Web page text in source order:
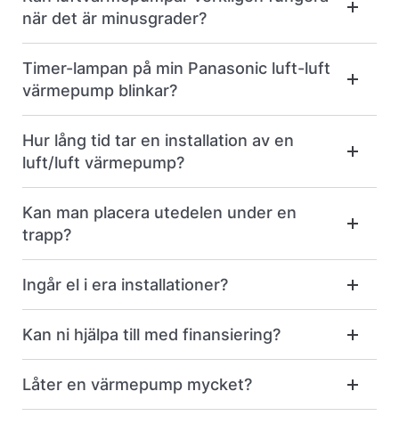
när det är minusgrader?
Timer-lampan på min Panasonic luft-luft
värmepump blinkar?
Hur lång tid tar en installation av en
luft/luft värmepump?
Kan man placera utedelen under en
trapp?
Ingår el i era installationer?
Kan ni hjälpa till med finansiering?
Låter en värmepump mycket?